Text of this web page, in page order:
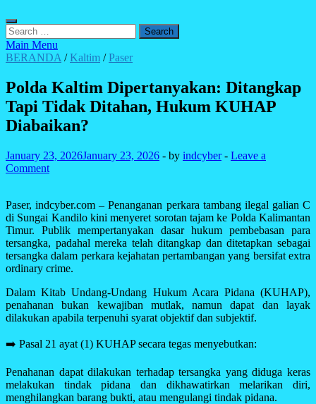
Search
for:
Main Menu
BERANDA /Kaltim /Paser
Polda Kaltim Dipertanyakan: Ditangkap
Tapi Tidak Ditahan, Hukum KUHAP
Diabaikan?
January 23, 2026January 23, 2026 - by indcyber- Leave a
Comment
Paser, indcyber.com – Penanganan perkara tambang ilegal galian C
di Sungai Kandilo kini menyeret sorotan tajam ke Polda Kalimantan
Timur. Publik mempertanyakan dasar hukum pembebasan para
tersangka, padahal mereka telah ditangkap dan ditetapkan sebagai
tersangka dalam perkara kejahatan pertambangan yang bersifat extra
ordinary crime.
Dalam Kitab Undang-Undang Hukum Acara Pidana (KUHAP),
penahanan bukan kewajiban mutlak, namun dapat dan layak
dilakukan apabila terpenuhi syarat objektif dan subjektif.
➡️ Pasal 21 ayat (1) KUHAP secara tegas menyebutkan:
Penahanan dapat dilakukan terhadap tersangka yang diduga keras
melakukan tindak pidana dan dikhawatirkan melarikan diri,
menghilangkan barang bukti, atau mengulangi tindak pidana.